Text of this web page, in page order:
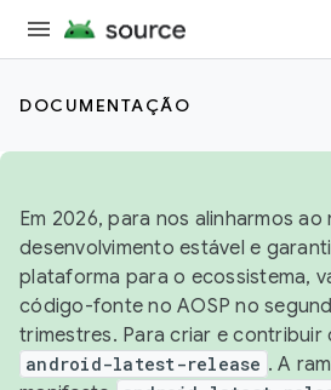
DOCUMENTAÇÃO
Em 2026, para nos alinharmos
desenvolvimento estável e
plataforma para o ecossistema,
código-fonte no AOSP no
trimestres. Para criar e contribuir
android-latest-release . A